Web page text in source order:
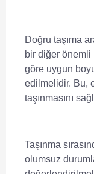
Doğru taşıma
bir diğer önemli
göre uygun
edilmelidir. Bu,
taşınmasını
Taşınma
olumsuz